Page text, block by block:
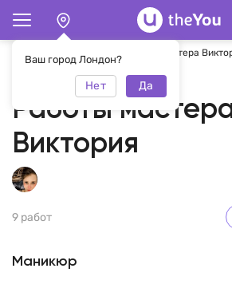
Ваш город Лондон?
Нет Да
Работы мастера
Работы
Виктория
9 работ
Маникюр